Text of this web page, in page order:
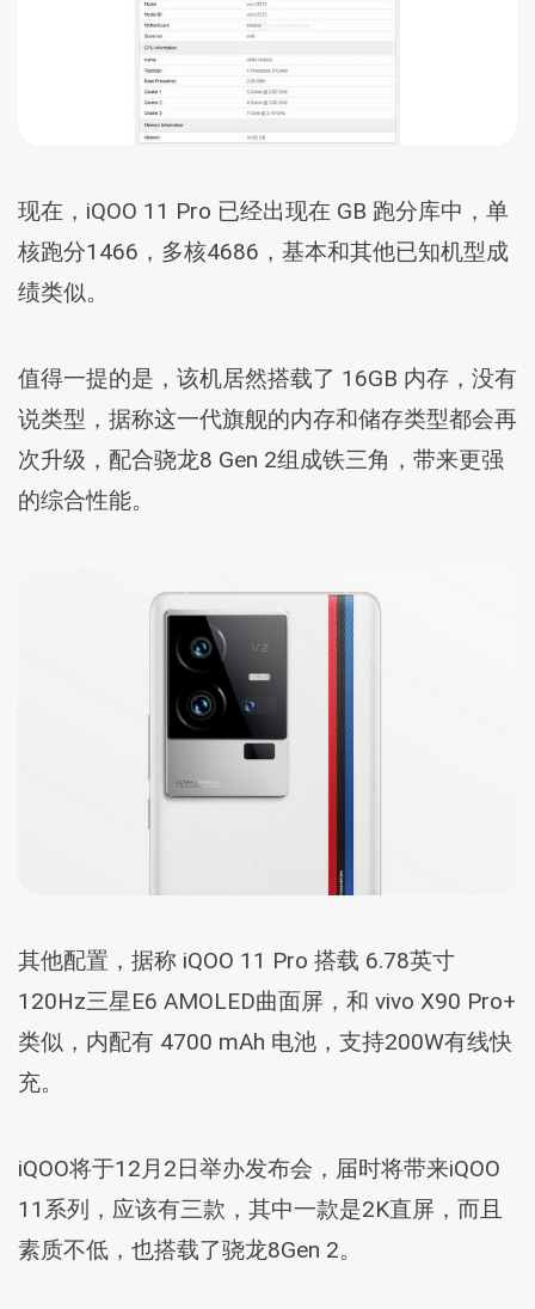
现在，iQOO 11 Pro 已经出现在 GB 跑分库中，单
核跑分1466，多核4686，基本和其他已知机型成
绩类似。
值得一提的是，该机居然搭载了 16GB 内存，没有
说类型，据称这一代旗舰的内存和储存类型都会再
次升级，配合骁龙8 Gen 2组成铁三角，带来更强
的综合性能。
其他配置，据称 iQOO 11 Pro 搭载 6.78英寸
120Hz三星E6 AMOLED曲面屏，和 vivo X90 Pro+
类似，内配有 4700 mAh 电池，支持200W有线快
充。
iQOO将于12月2日举办发布会，届时将带来iQOO
11系列，应该有三款，其中一款是2K直屏，而且
素质不低，也搭载了骁龙8Gen 2。